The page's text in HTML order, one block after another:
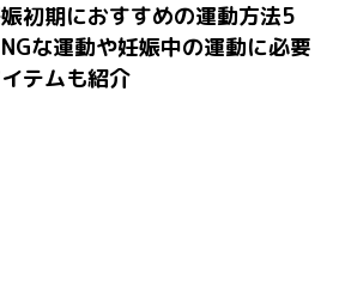
娠初期におすすめの運動方法5
な運動や妊娠中の運動に必要
テムも紹介